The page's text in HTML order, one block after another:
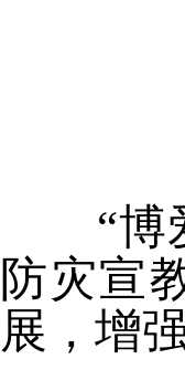
“博爱
防灾宣
展，增